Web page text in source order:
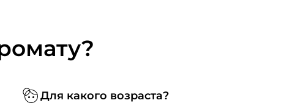
Для какого возраста?